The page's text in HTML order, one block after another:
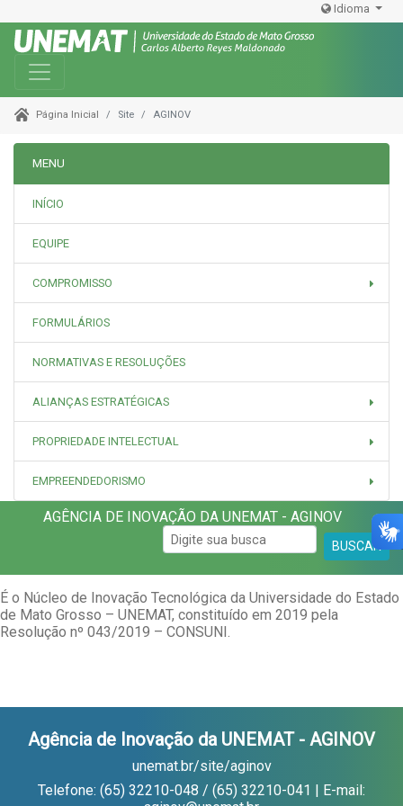
Idioma
Toggle navigation
Página Inicial Site AGINOV
MENU
INÍCIO
EQUIPE
COMPROMISSO
FORMULÁRIOS
NORMATIVAS E RESOLUÇÕES
ALIANÇAS ESTRATÉGICAS
PROPRIEDADE INTELECTUAL
EMPREENDEDORISMO
AGÊNCIA DE INOVAÇÃO DA UNEMAT - AGINOV
BUSCAR
É o Núcleo de Inovação Tecnológica da Universidade do Estado
de Mato Grosso – UNEMAT, constituído em 2019 pela
Resolução nº 043/2019 – CONSUNI.
Agência de Inovação da UNEMAT - AGINOV
unemat.br/site/aginov
Telefone: (65) 32210-048 / (65) 32210-041 | E-mail: